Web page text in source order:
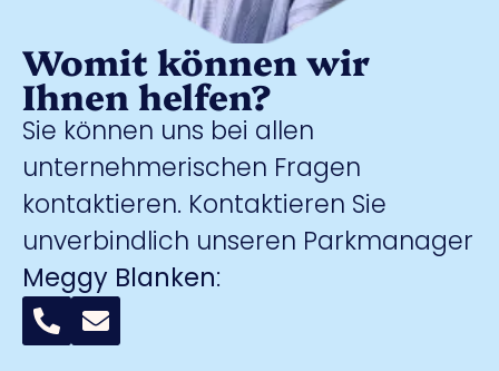
Womit können wir
Ihnen helfen?
Sie können uns bei allen
unternehmerischen Fragen
kontaktieren. Kontaktieren Sie
unverbindlich unseren Parkmanager
Meggy Blanken: